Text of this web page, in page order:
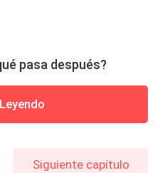
pasa después?
Siguiente capítulo